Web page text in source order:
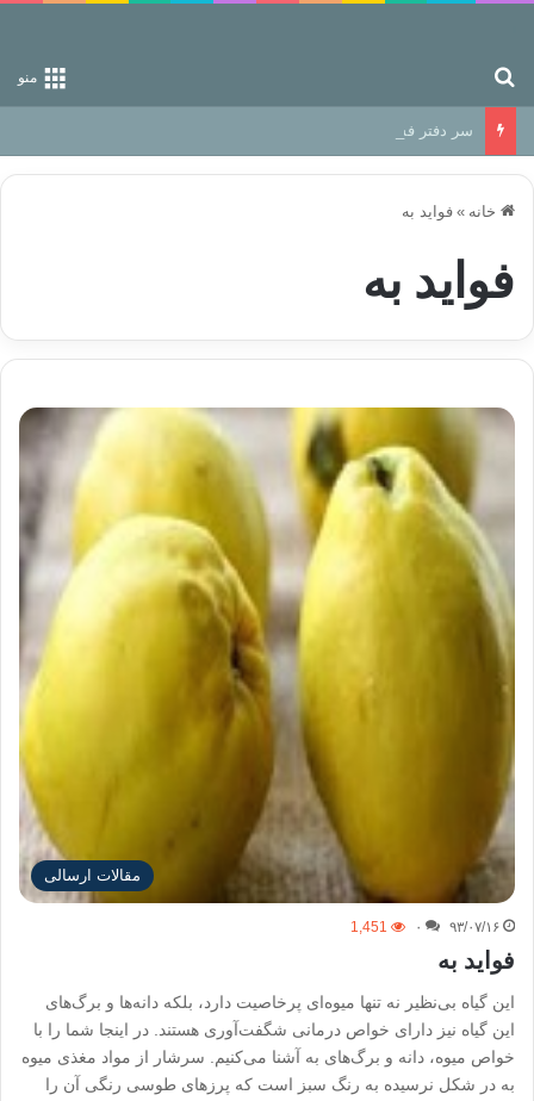
منو
سر دفتر فساد در زمین‌، دوری وکناره‌گیری از راه خداست‌!
خانه » فواید به
فواید به
مقالات ارسالی
۹۳/۰۷/۱۶ ۰ 1,451
فواید به
این گیاه بی‌نظیر نه تنها میوه‌ای پرخاصیت دارد، بلکه دانه‌ها و برگ‌های
این گیاه نیز دارای خواص درمانی شگفت‌آوری هستند. در اینجا شما را با
خواص میوه، دانه و برگ‌های به آشنا می‌کنیم. سرشار از مواد مغذی میوه
به در شکل نرسیده به رنگ سبز است که پرزهای طوسی رنگی آن را